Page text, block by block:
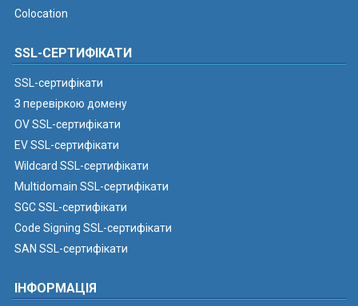
Colocation
SSL-СЕРТИФІКАТИ
SSL-сертифікати
З перевіркою домену
OV SSL-сертифікати
EV SSL-сертифікати
Wildcard SSL-сертифікати
Multidomain SSL-сертифікати
SGC SSL-сертифікати
Code Signing SSL-сертифікати
SAN SSL-сертифікати
ІНФОРМАЦІЯ